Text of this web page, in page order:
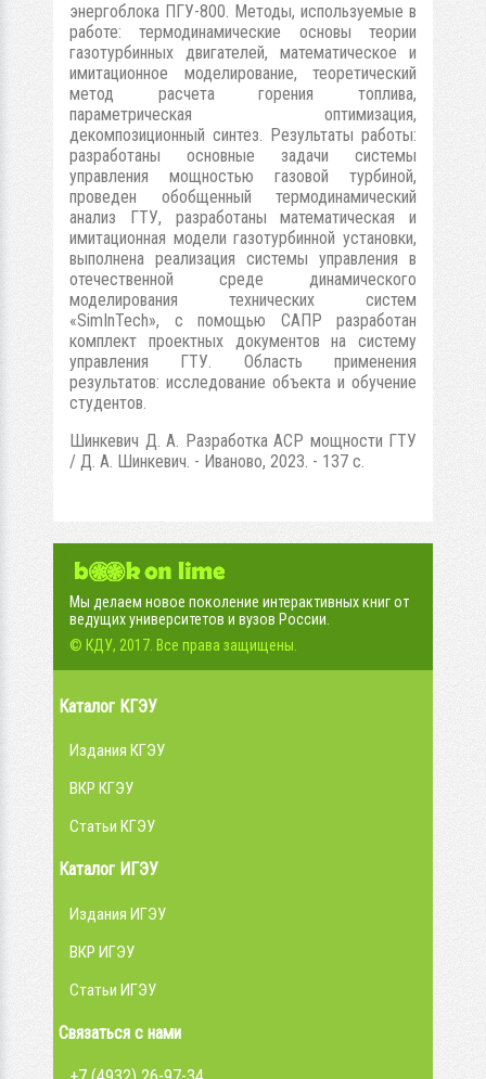
энергоблока ПГУ-800. Методы, используемые в
работе: термодинамические основы теории
газотурбинных двигателей, математическое и
имитационное моделирование, теоретический
метод расчета горения топлива,
параметрическая оптимизация,
декомпозиционный синтез. Результаты работы:
разработаны основные задачи системы
управления мощностью газовой турбиной,
проведен обобщенный термодинамический
анализ ГТУ, разработаны математическая и
имитационная модели газотурбинной установки,
выполнена реализация системы управления в
отечественной среде динамического
моделирования технических систем
«SimInTech», с помощью САПР разработан
комплект проектных документов на систему
управления ГТУ. Область применения
результатов: исследование объекта и обучение
студентов.
Шинкевич Д. А. Разработка АСР мощности ГТУ
/ Д. А. Шинкевич. - Иваново, 2023. - 137 с.
Мы делаем новое поколение интерактивных книг от
ведущих университетов и вузов России.
© КДУ, 2017. Все права защищены.
Каталог КГЭУ
Издания КГЭУ
ВКР КГЭУ
Статьи КГЭУ
Каталог ИГЭУ
Издания ИГЭУ
ВКР ИГЭУ
Статьи ИГЭУ
Связаться с нами